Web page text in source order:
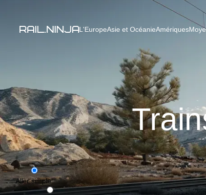
L'EuropeAsie et OcéanieAmériques
Aller simple